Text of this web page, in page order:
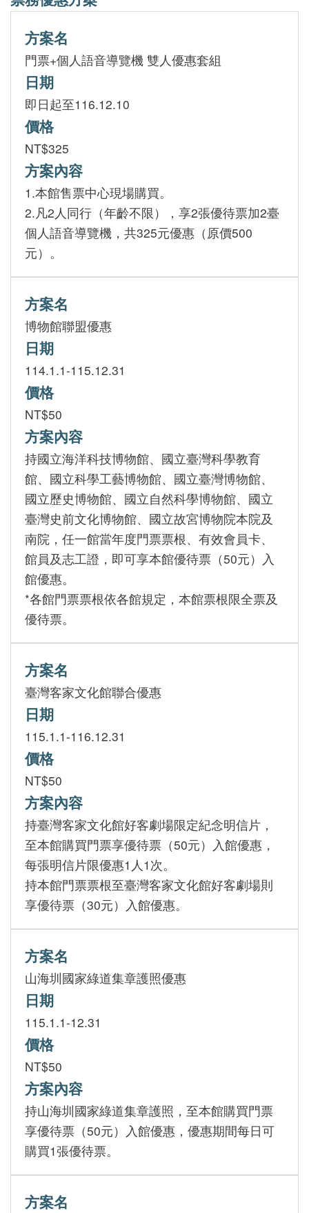
方案名
門票+個人語音導覽機 雙人優惠套組
日期
即日起至116.12.10
價格
NT$325
方案內容
1.本館售票中心現場購買。
2.凡2人同行（年齡不限），享2張優待票加2臺
個人語音導覽機，共325元優惠（原價500
元）。
方案名
博物館聯盟優惠
日期
114.1.1-115.12.31
價格
NT$50
方案內容
持國立海洋科技博物館、國立臺灣科學教育
館、國立科學工藝博物館、國立臺灣博物館、
國立歷史博物館、國立自然科學博物館、國立
臺灣史前文化博物館、國立故宮博物院本院及
南院，任一館當年度門票票根、有效會員卡、
館員及志工證，即可享本館優待票（50元）入
館優惠。
*各館門票票根依各館規定，本館票根限全票及
優待票。
方案名
臺灣客家文化館聯合優惠
日期
115.1.1-116.12.31
價格
NT$50
方案內容
持臺灣客家文化館好客劇場限定紀念明信片，
至本館購買門票享優待票（50元）入館優惠，
每張明信片限優惠1人1次。
持本館門票票根至臺灣客家文化館好客劇場則
享優待票（30元）入館優惠。
方案名
山海圳國家綠道集章護照優惠
日期
115.1.1-12.31
價格
NT$50
方案內容
持山海圳國家綠道集章護照，至本館購買門票
享優待票（50元）入館優惠，優惠期間每日可
購買1張優待票。
方案名